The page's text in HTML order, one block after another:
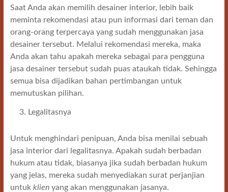
Saat Anda akan memilih desainer interior, lebih baik
meminta rekomendasi atau pun informasi dari teman dan
orang-orang terpercaya yang sudah menggunakan jasa
desainer tersebut. Melalui rekomendasi mereka, maka
Anda akan tahu apakah mereka sebagai para pengguna
jasa desainer tersebut sudah puas ataukah tidak. Sehingga
semua bisa dijadikan bahan pertimbangan untuk
memutuskan pilihan.
Legalitasnya
Untuk menghindari penipuan, Anda bisa menilai sebuah
jasa interior dari legalitasnya. Apakah sudah berbadan
hukum atau tidak, biasanya jika sudah berbadan hukum
yang jelas, mereka sudah menyediakan surat perjanjian
untuk klien yang akan menggunakan jasanya.